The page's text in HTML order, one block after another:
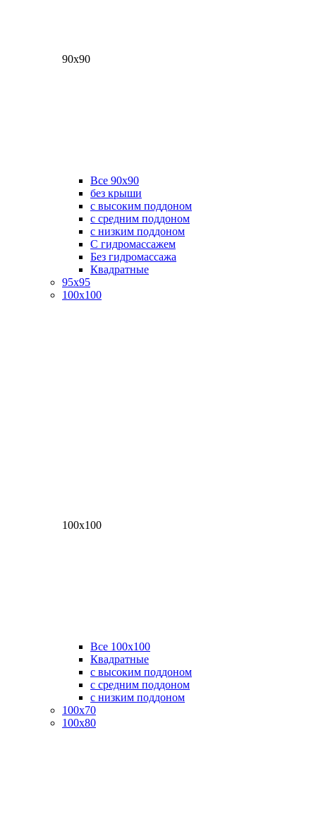
90х90
Все 90х90
без крыши
с высоким поддоном
с средним поддоном
с низким поддоном
С гидромассажем
Без гидромассажа
Квадратные
95х95
100х100
100х100
Все 100х100
Квадратные
с высоким поддоном
с средним поддоном
с низким поддоном
100х70
100х80